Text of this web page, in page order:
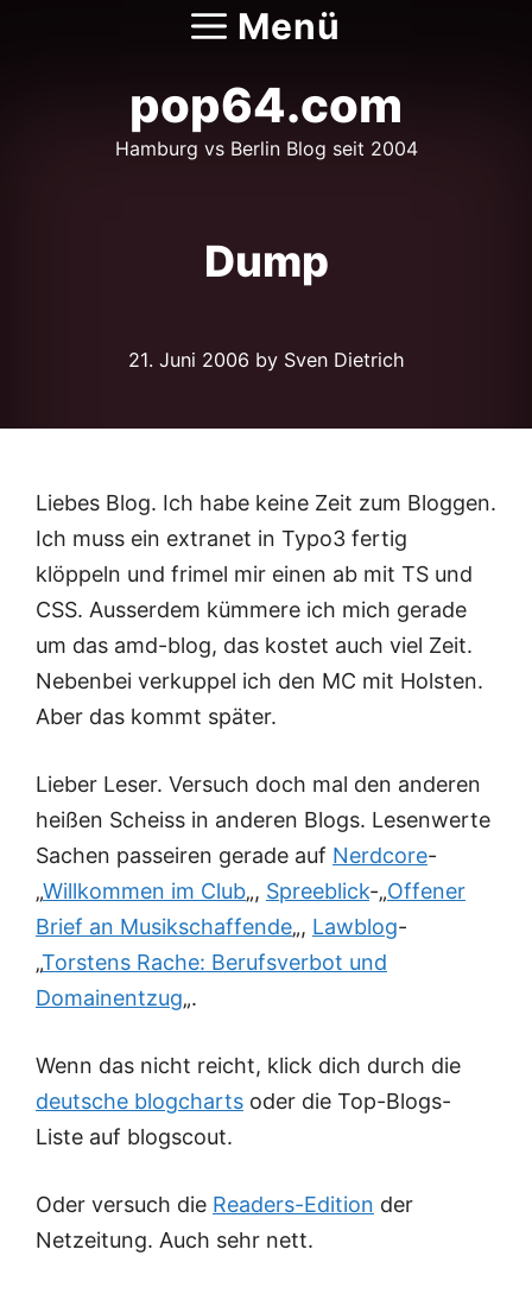
Menü
pop64.com
Hamburg vs Berlin Blog seit 2004
Dump
21. Juni 2006 by Sven Dietrich
Liebes Blog. Ich habe keine Zeit zum Bloggen.
Ich muss ein extranet in Typo3 fertig
klöppeln und frimel mir einen ab mit TS und
CSS. Ausserdem kümmere ich mich gerade
um das amd-blog, das kostet auch viel Zeit.
Nebenbei verkuppel ich den MC mit Holsten.
Aber das kommt später.
Lieber Leser. Versuch doch mal den anderen
heißen Scheiss in anderen Blogs. Lesenwerte
Sachen passeiren gerade auf Nerdcore-
„Willkommen im Club„, Spreeblick-„Offener
Brief an Musikschaffende„, Lawblog-
„Torstens Rache: Berufsverbot und
Domainentzug„.
Wenn das nicht reicht, klick dich durch die
deutsche blogcharts oder die Top-Blogs-
Liste auf blogscout.
Oder versuch die Readers-Edition der
Netzeitung. Auch sehr nett.